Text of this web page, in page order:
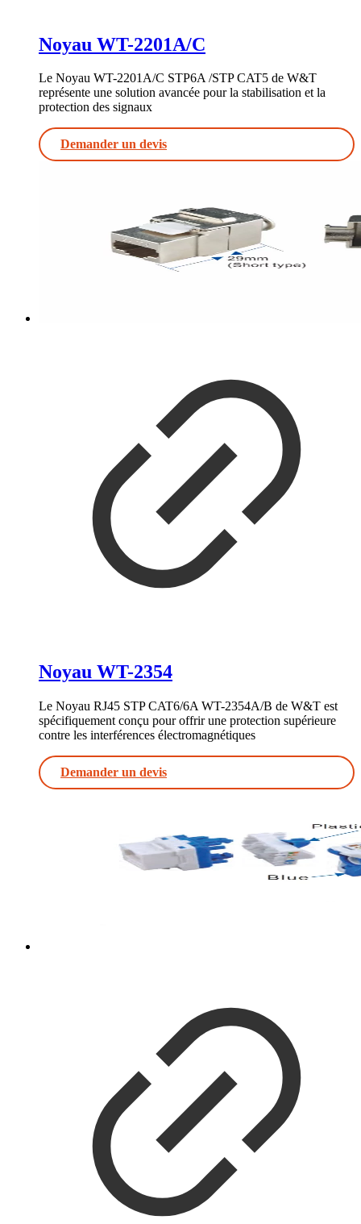
Noyau WT-2201A/C
Le Noyau WT-2201A/C STP6A /STP CAT5 de W&T
représente une solution avancée pour la stabilisation et la
protection des signaux
Demander un devis
Noyau WT-2354
Le Noyau RJ45 STP CAT6/6A WT-2354A/B de W&T est
spécifiquement conçu pour offrir une protection supérieure
contre les interférences électromagnétiques
Demander un devis